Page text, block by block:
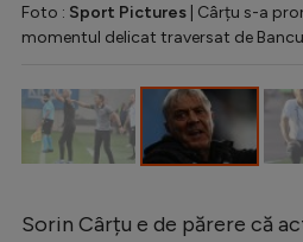
Foto : Sport Pictures | Cârțu s-a
momentul delicat traversat de
Sorin Cârțu e de părere că